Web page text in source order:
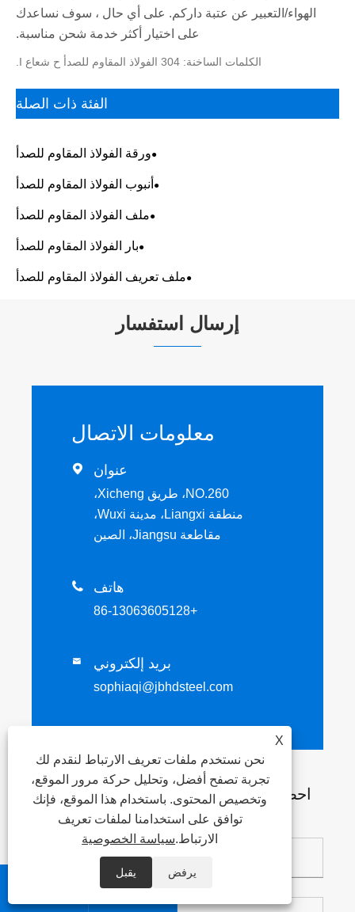
الهواء/التعبير عن عتبة داركم. على أي حال ، سوف نساعدك
على اختيار أكثر خدمة شحن مناسبة.
الكلمات الساخنة: 304 الفولاذ المقاوم للصدأ ح شعاع I.
الفئة ذات الصلة
ورقة الفولاذ المقاوم للصدأ
أنبوب الفولاذ المقاوم للصدأ
ملف الفولاذ المقاوم للصدأ
بار الفولاذ المقاوم للصدأ
ملف تعريف الفولاذ المقاوم للصدأ
إرسال استفسار
معلومات الاتصال
 عنوان
NO.260، طريق Xicheng،
منطقة Liangxi، مدينة Wuxi،
مقاطعة Jiangsu، الصين
 هاتف
+86-13063605128
 بريد إلكتروني
sophiaqi@jbhdsteel.com
أرسل متطلبات الصلب الخاصة بك الآن!
احصل على أسعار مخصصة وتفاصيل MOQ
وجداول الزمن الإنتاج من مصنعنا قريبًا.

X
نحن نستخدم ملفات تعريف الارتباط لنقدم لك
تجربة تصفح أفضل، وتحليل حركة مرور الموقع،
وتخصيص المحتوى. باستخدام هذا الموقع، فإنك
توافق على استخدامنا لملفات تعريف
الارتباط.سياسة الخصوصية
يرفض يقبل